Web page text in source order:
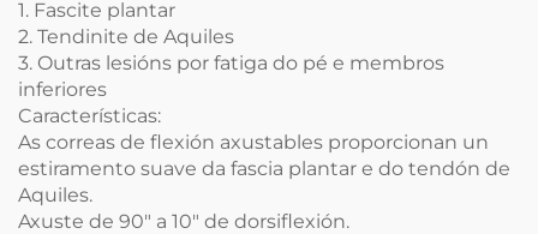
1. Fascite plantar
2. Tendinite de Aquiles
3. Outras lesións por fatiga do pé e membros
inferiores
Características:
As correas de flexión axustables proporcionan un
estiramento suave da fascia plantar e do tendón de
Aquiles.
Axuste de 90" a 10" de dorsiflexión.